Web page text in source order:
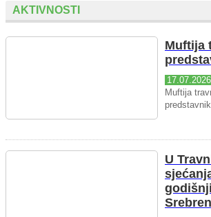
AKTIVNOSTI
Muftija
17.07.2026
Muftija
U